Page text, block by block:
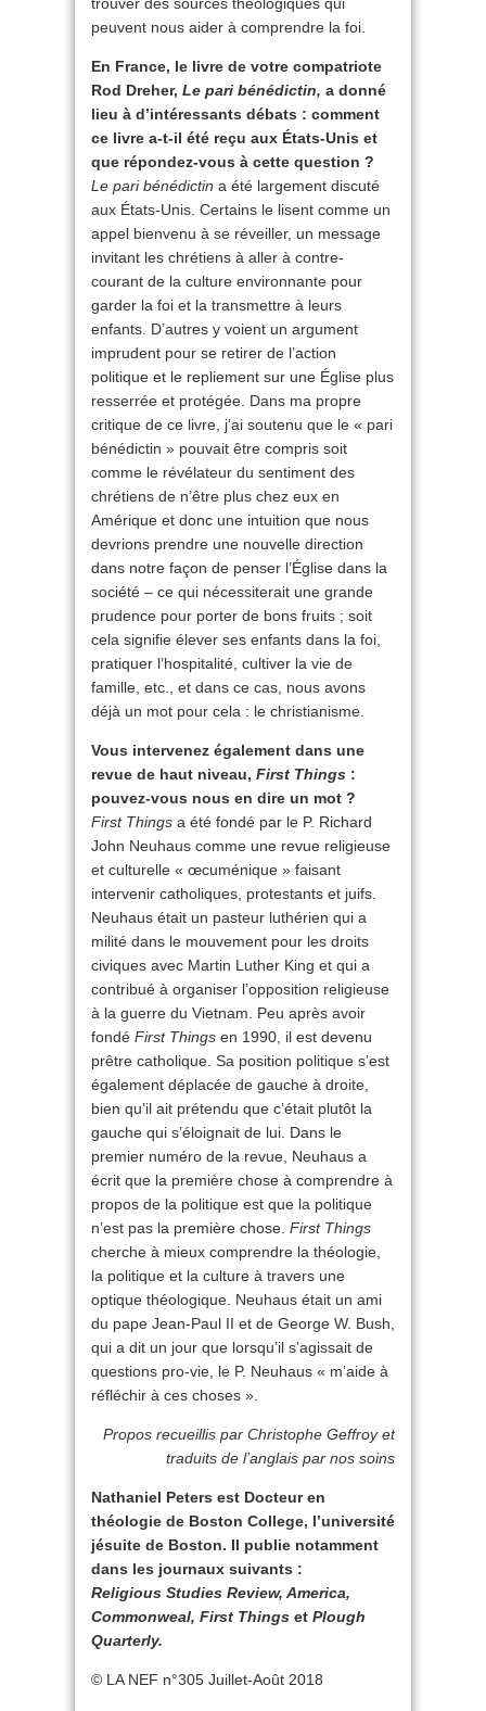
peuvent nous aider à comprendre la foi.
En France, le livre de votre compatriote
Rod Dreher, Le pari bénédictin, a donné
lieu à d’intéressants débats : comment
ce livre a-t-il été reçu aux États-Unis et
que répondez-vous à cette question ?
Le pari bénédictin a été largement discuté
aux États-Unis. Certains le lisent comme un
appel bienvenu à se réveiller, un message
invitant les chrétiens à aller à contre-
courant de la culture environnante pour
garder la foi et la transmettre à leurs
enfants. D’autres y voient un argument
imprudent pour se retirer de l’action
politique et le repliement sur une Église plus
resserrée et protégée. Dans ma propre
critique de ce livre, j’ai soutenu que le « pari
bénédictin » pouvait être compris soit
comme le révélateur du sentiment des
chrétiens de n’être plus chez eux en
Amérique et donc une intuition que nous
devrions prendre une nouvelle direction
dans notre façon de penser l’Église dans la
société – ce qui nécessiterait une grande
prudence pour porter de bons fruits ; soit
cela signifie élever ses enfants dans la foi,
pratiquer l’hospitalité, cultiver la vie de
famille, etc., et dans ce cas, nous avons
déjà un mot pour cela : le christianisme.
Vous intervenez également dans une
revue de haut niveau, First Things :
pouvez-vous nous en dire un mot ?
First Things a été fondé par le P. Richard
John Neuhaus comme une revue religieuse
et culturelle « œcuménique » faisant
intervenir catholiques, protestants et juifs.
Neuhaus était un pasteur luthérien qui a
milité dans le mouvement pour les droits
civiques avec Martin Luther King et qui a
contribué à organiser l’opposition religieuse
à la guerre du Vietnam. Peu après avoir
fondé First Things en 1990, il est devenu
prêtre catholique. Sa position politique s’est
également déplacée de gauche à droite,
bien qu’il ait prétendu que c’était plutôt la
gauche qui s’éloignait de lui. Dans le
premier numéro de la revue, Neuhaus a
écrit que la première chose à comprendre à
propos de la politique est que la politique
n’est pas la première chose. First Things
cherche à mieux comprendre la théologie,
la politique et la culture à travers une
optique théologique. Neuhaus était un ami
du pape Jean-Paul II et de George W. Bush,
qui a dit un jour que lorsqu’il s’agissait de
questions pro-vie, le P. Neuhaus « m’aide à
réfléchir à ces choses ».
Propos recueillis par Christophe Geffroy et
traduits de l’anglais par nos soins
Nathaniel Peters est Docteur en
théologie de Boston College, l’université
jésuite de Boston. Il publie notamment
dans les journaux suivants :
Religious Studies Review, America,
Commonweal, First Things et Plough
Quarterly.
© LA NEF n°305 Juillet-Août 2018